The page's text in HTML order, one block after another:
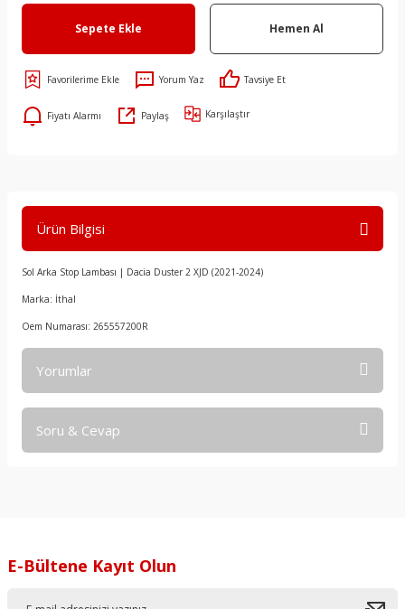
Sepete Ekle Hemen Al
Yorum Yaz Tavsiye Et
Fiyatı Alarmı Paylaş Karşılaştır
Ürün Bilgisi
Sol Arka Stop Lambası | Dacia Duster 2 XJD (2021-2024)
Marka: İthal
Oem Numarası: 265557200R
Yorumlar
Soru & Cevap
E-Bültene Kayıt Olun